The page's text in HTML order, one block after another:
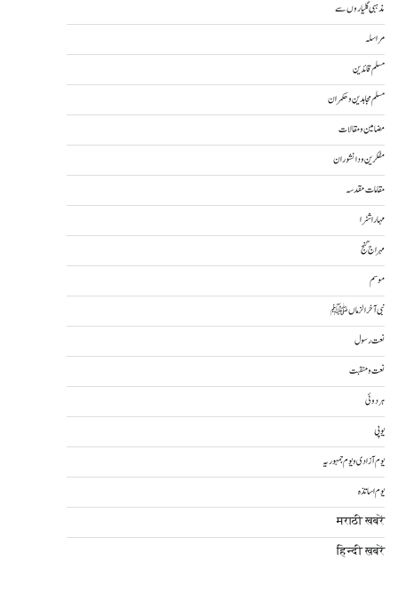
مذہبی گلیاروں سے
مراسلہ
مسلم قائدین
مسلم مجاہدین و حکمران
مضامین و مقالات
مفکرین و دانشوران
مقامات مقدسہ
مہاراشٹرا
مہراج گنج
موسم
نبی آخرالزماںﷺ
نعت رسول
نعت و منقبت
ہردوئی
یوپی
یوم آزادی و یوم جمہوریہ
یوم اساتذہ
मराठी खबरें
हिन्दी ख़बरें